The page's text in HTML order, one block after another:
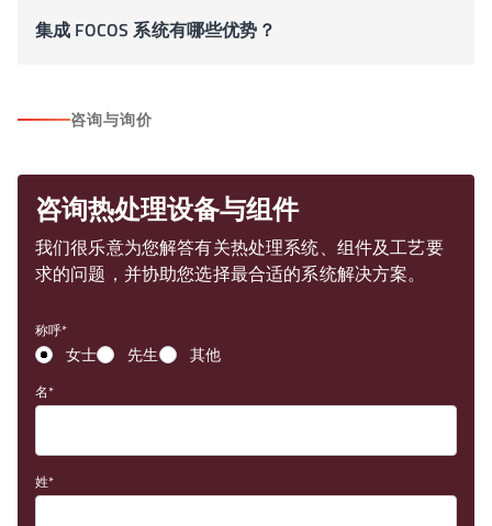
集成 FOCOS 系统有哪些优势？
咨询与询价
咨询热处理设备与组件
我们很乐意为您解答有关热处理系统、组件及工艺要
求的问题，并协助您选择最合适的系统解决方案。
称呼
女士 先生 其他
名
姓